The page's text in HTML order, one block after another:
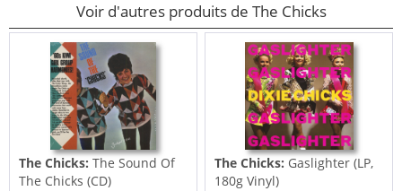
Voir d'autres produits de The Chicks
The Chicks:The Sound Of
The Chicks (CD)
The Chicks: Gaslighter (LP,
180g Vinyl)